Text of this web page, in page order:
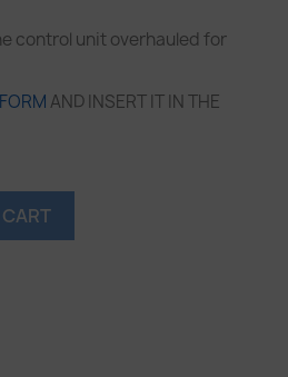
control unit overhauled for
FORM AND INSERT IT IN THE